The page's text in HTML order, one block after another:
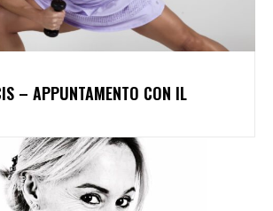
– APPUNTAMENTO CON IL